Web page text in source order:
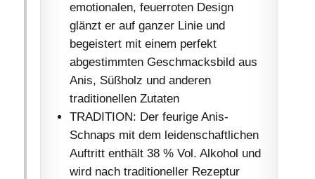
emotionalen, feuerroten Design
glänzt er auf ganzer Linie und
begeistert mit einem perfekt
abgestimmten Geschmacksbild aus
Anis, Süßholz und anderen
traditionellen Zutaten
TRADITION: Der feurige Anis-
Schnaps mit dem leidenschaftlichen
Auftritt enthält 38 % Vol. Alkohol und
wird nach traditioneller Rezeptur